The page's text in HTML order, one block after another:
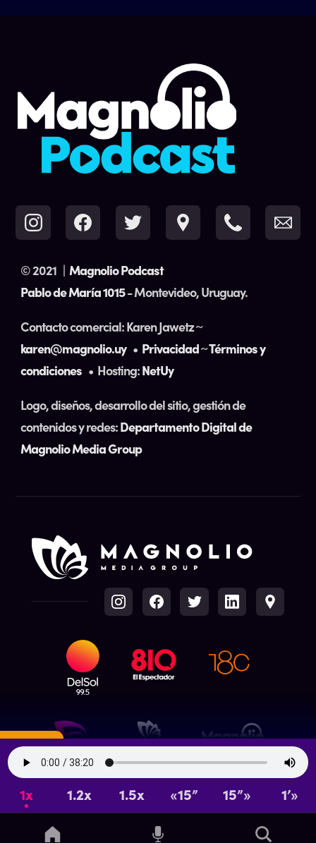
1x 1.2x 1.5x «15” 15”» 1’»
© 2021 |Magnolio Podcast
Pablo de María 1015- Montevideo, Uruguay.
Contacto comercial: Karen Jawetz ~
karen@magnolio.uy• Privacidad~Términos y
condiciones • Hosting:NetUy
Logo, diseños, desarrollo del sitio, gestión de
contenidos y redes:Departamento Digital de
Magnolio Media Group